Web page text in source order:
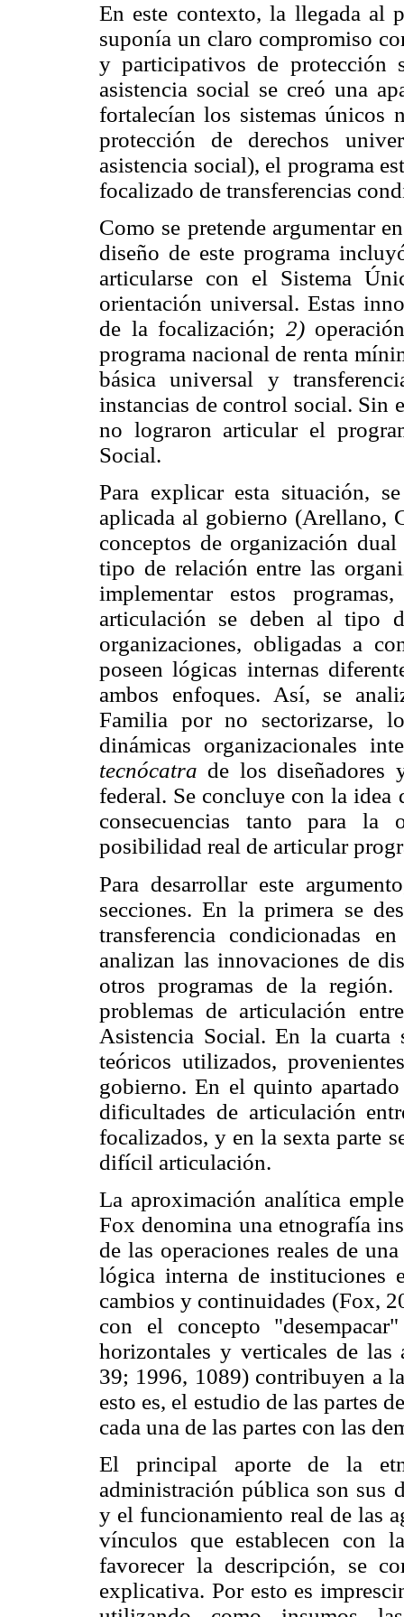
En este contexto, la llegada al
suponía un claro compromiso
y participativos de protección
asistencia social se creó una
fortalecían los sistemas únicos
protección de derechos
asistencia social), el programa
focalizado de transferencias
Como se pretende argumentar
diseño de este programa
articularse con el Sistema
orientación universal. Estas
de la focalización; 2)
programa nacional de renta
básica universal y
instancias de control social. Sin
no lograron articular el
Social.
Para explicar esta situación,
aplicada al gobierno (Arellano,
conceptos de organización
tipo de relación entre las
implementar estos
articulación se deben al tipo
organizaciones, obligadas a
poseen lógicas internas
ambos enfoques. Así, se
Familia por no sectorizarse,
dinámicas organizacionales
tecnócatra de los diseñadores
federal. Se concluye con la
consecuencias tanto para la
posibilidad real de articular
Para desarrollar este
secciones. En la primera se
transferencia condicionadas
analizan las innovaciones de
otros programas de la
problemas de articulación
Asistencia Social. En la cuarta
teóricos utilizados,
gobierno. En el quinto
dificultades de articulación
focalizados, y en la sexta parte
difícil articulación.
La aproximación analítica
Fox denomina una etnografía
de las operaciones reales de
lógica interna de instituciones
cambios y continuidades (Fox,
con el concepto
horizontales y verticales de las
39; 1996, 1089) contribuyen a
esto es, el estudio de las partes
cada una de las partes con las
El principal aporte de la
administración pública son sus
y el funcionamiento real de las
vínculos que establecen con
favorecer la descripción, se
explicativa. Por esto es